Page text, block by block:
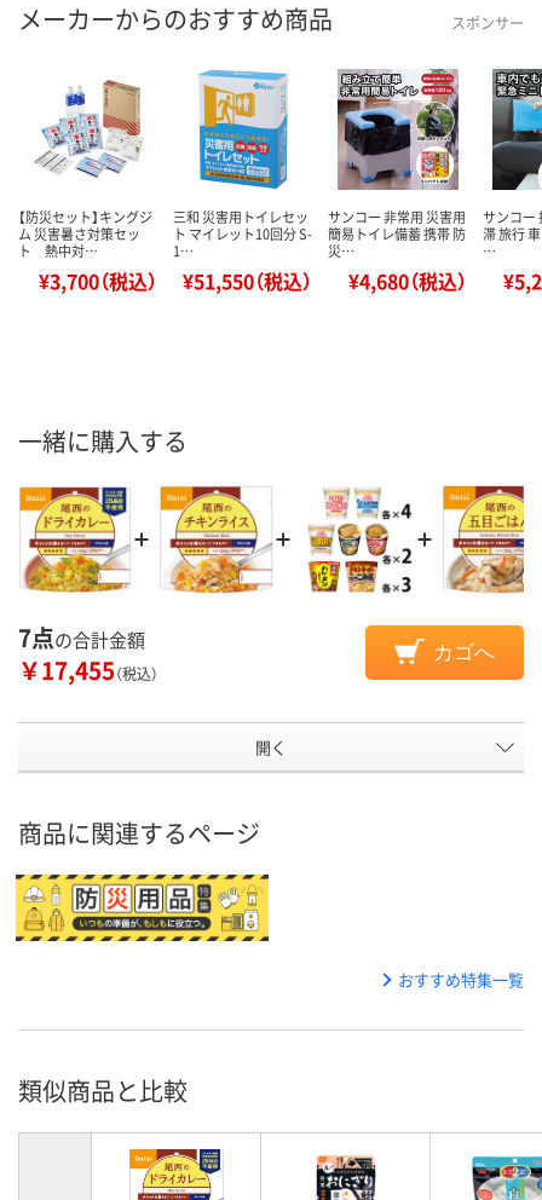
メーカーからのおすすめ商品 スポンサー
【防災セット】キングジ
ム 災害暑さ対策セッ
ト 熱中対…
¥3,700（税込）
三和 災害用トイレセッ
ト マイレット10回分 S-
1…
¥51,550（税込）
サンコー 非常用 災害用
簡易トイレ備蓄 携帯 防
災…
¥4,680（税込）
サンコー
滞 旅行
…
一緒に購入する
7点の合計金額
￥17,455（税込）
カゴへ
開く
商品に関連するページ
おすすめ特集一覧
類似商品と比較